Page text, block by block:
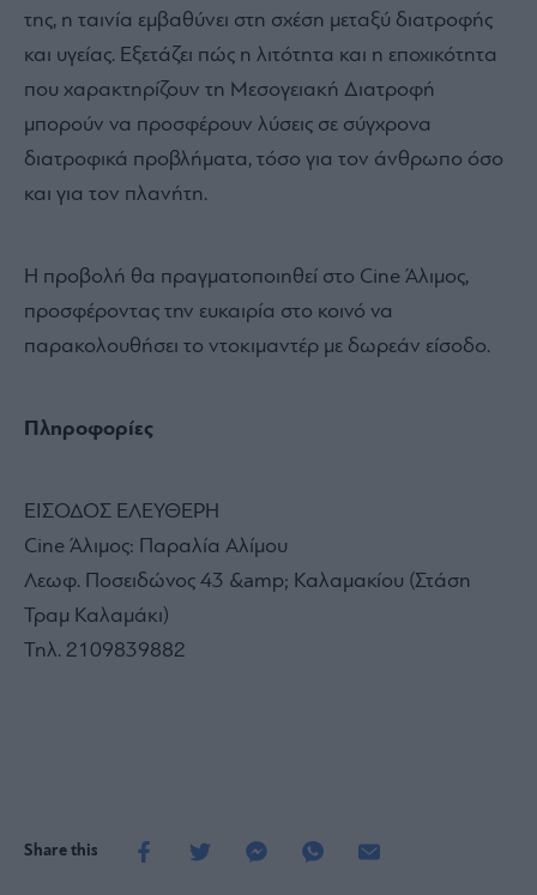
της, η ταινία εμβαθύνει στη σχέση μεταξύ διατροφής
και υγείας. Εξετάζει πώς η λιτότητα και η εποχικότητα
που χαρακτηρίζουν τη Μεσογειακή Διατροφή
μπορούν να προσφέρουν λύσεις σε σύγχρονα
διατροφικά προβλήματα, τόσο για τον άνθρωπο όσο
και για τον πλανήτη.
Η προβολή θα πραγματοποιηθεί στο Cine Άλιμος,
προσφέροντας την ευκαιρία στο κοινό να
παρακολουθήσει το ντοκιμαντέρ με δωρεάν είσοδο.
Πληροφορίες
ΕΙΣΟΔΟΣ ΕΛΕΥΘΕΡΗ
Cine Άλιμος: Παραλία Αλίμου
Λεωφ. Ποσειδώνος 43 &amp; Καλαμακίου (Στάση
Τραμ Καλαμάκι)
Τηλ. 2109839882
Share this